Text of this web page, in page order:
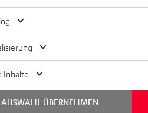
Inhalte
AUSWAHL ÜBERNEHMEN